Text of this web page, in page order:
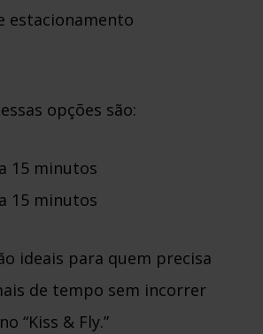
estacionamento
opções são:
15 minutos
15 minutos
ideais para quem precisa
de tempo sem incorrer
“Kiss & Fly.”